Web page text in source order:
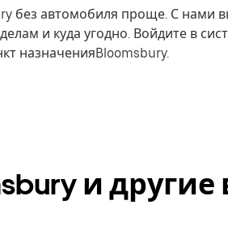
без автомобиля проще. С нами
и куда угодно. Войдите в
назначенияBloomsbury.
и